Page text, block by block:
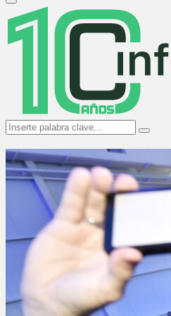
Primary
Menu
Search
for:
Search